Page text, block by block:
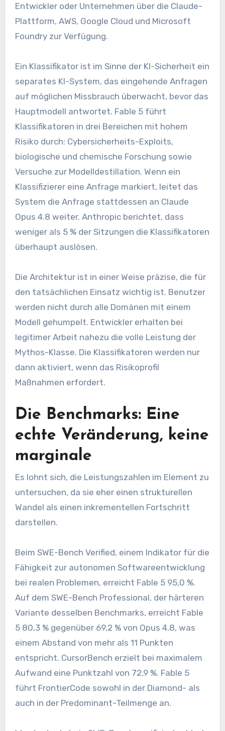
Entwickler oder Unternehmen über die Claude-
Plattform, AWS, Google Cloud und Microsoft
Foundry zur Verfügung.
Ein Klassifikator ist im Sinne der KI-Sicherheit ein
separates KI-System, das eingehende Anfragen
auf möglichen Missbrauch überwacht, bevor das
Hauptmodell antwortet. Fable 5 führt
Klassifikatoren in drei Bereichen mit hohem
Risiko durch: Cybersicherheits-Exploits,
biologische und chemische Forschung sowie
Versuche zur Modelldestillation. Wenn ein
Klassifizierer eine Anfrage markiert, leitet das
System die Anfrage stattdessen an Claude
Opus 4.8 weiter. Anthropic berichtet, dass
weniger als 5 % der Sitzungen die Klassifikatoren
überhaupt auslösen.
Die Architektur ist in einer Weise präzise, ​​die für
den tatsächlichen Einsatz wichtig ist. Benutzer
werden nicht durch alle Domänen mit einem
Modell gehumpelt. Entwickler erhalten bei
legitimer Arbeit nahezu die volle Leistung der
Mythos-Klasse. Die Klassifikatoren werden nur
dann aktiviert, wenn das Risikoprofil
Maßnahmen erfordert.
Die Benchmarks: Eine
echte Veränderung, keine
marginale
Es lohnt sich, die Leistungszahlen im Element zu
untersuchen, da sie eher einen strukturellen
Wandel als einen inkrementellen Fortschritt
darstellen.
Beim SWE-Bench Verified, einem Indikator für die
Fähigkeit zur autonomen Softwareentwicklung
bei realen Problemen, erreicht Fable 5 95,0 %.
Auf dem SWE-Bench Professional, der härteren
Variante desselben Benchmarks, erreicht Fable
5 80,3 % gegenüber 69,2 % von Opus 4.8, was
einem Abstand von mehr als 11 Punkten
entspricht. CursorBench erzielt bei maximalem
Aufwand eine Punktzahl von 72,9 %. Fable 5
führt FrontierCode sowohl in der Diamond- als
auch in der Predominant-Teilmenge an.